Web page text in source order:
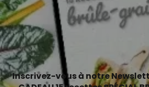
Inscrivez-vous à notre